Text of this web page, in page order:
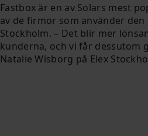
Fastbox är en av Solars mest
av de firmor som använder
Stockholm. – Det blir mer
kunderna, och vi får dessutom
Natalie Wisborg på Elex